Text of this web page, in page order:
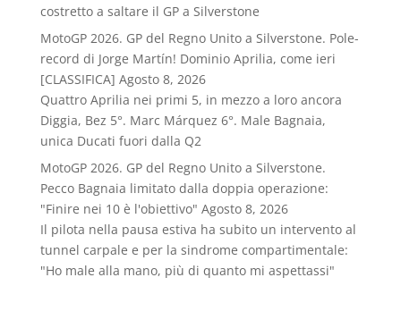
costretto a saltare il GP a Silverstone
MotoGP 2026. GP del Regno Unito a Silverstone. Pole-
record di Jorge Martín! Dominio Aprilia, come ieri
[CLASSIFICA] Agosto 8, 2026
Quattro Aprilia nei primi 5, in mezzo a loro ancora
Diggia, Bez 5°. Marc Márquez 6°. Male Bagnaia,
unica Ducati fuori dalla Q2
MotoGP 2026. GP del Regno Unito a Silverstone.
Pecco Bagnaia limitato dalla doppia operazione:
"Finire nei 10 è l'obiettivo" Agosto 8, 2026
Il pilota nella pausa estiva ha subito un intervento al
tunnel carpale e per la sindrome compartimentale:
"Ho male alla mano, più di quanto mi aspettassi"